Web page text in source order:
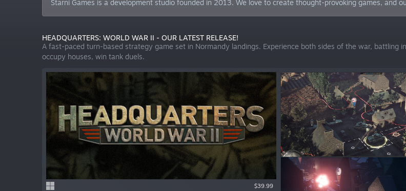
Starni Games is a development studio founded in 2013. We love to create thought-provoking games, and
HEADQUARTERS: WORLD WAR II - OUR LATEST RELEASE!
A fast-paced turn-based strategy game set in Normandy landings. Experience both sides of the war, battling
occupy houses, win tank duels.
$39.99